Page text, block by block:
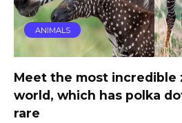
ANIMALS
Meet the most incredible
world, which has polka
rare